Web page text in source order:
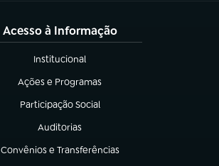
Acesso à Informação
Institucional
(abre em nova aba)
Ações e Programas
(abre em nova aba)
Participação Social
(abre em nova aba)
Auditorias
(abre em nova aba)
Convênios e Transferências
(abre em nova aba)